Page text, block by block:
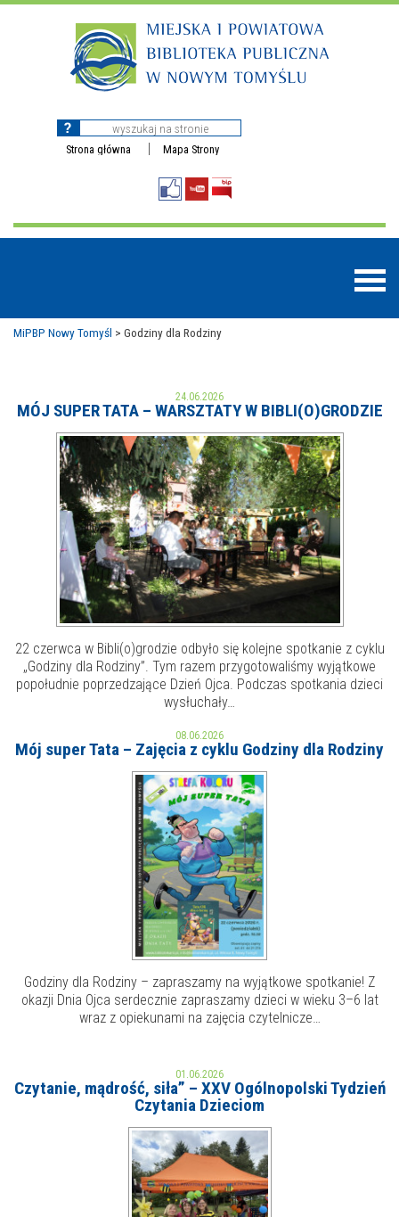
Strona główna Mapa Strony
MOJE KONTO
AKTUALNOŚCI
NAJBLIŻSZE WYDARZENIA
WYDARZENIA BIEŻĄCE
WYDARZYŁO SIĘ
NASZA OFERTA
STREFA WIEDZY O REGIONIE
STREFA KOLORU
POLECANE STRONY
FOTO
MiPBP Nowy Tomyśl > Godziny dla Rodziny
24.06.2026
MÓJ SUPER TATA – WARSZTATY W BIBLI(O)GRODZIE
22 czerwca w Bibli(o)grodzie odbyło się kolejne spotkanie z cyklu
„Godziny dla Rodziny”. Tym razem przygotowaliśmy wyjątkowe
popołudnie poprzedzające Dzień Ojca. Podczas spotkania dzieci
wysłuchały…
08.06.2026
Mój super Tata – Zajęcia z cyklu Godziny dla Rodziny
Godziny dla Rodziny – zapraszamy na wyjątkowe spotkanie! Z
okazji Dnia Ojca serdecznie zapraszamy dzieci w wieku 3–6 lat
wraz z opiekunami na zajęcia czytelnicze…
01.06.2026
Czytanie, mądrość, siła” – XXV Ogólnopolski Tydzień
Czytania Dzieciom